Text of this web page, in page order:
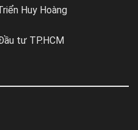
Huy Hoàng
tư TP.HCM